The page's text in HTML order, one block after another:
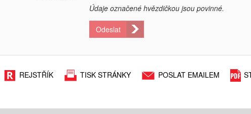
Údaje označené hvězdičkou jsou povinné.
Odeslat
REJSTŘÍK TISK STRÁNKY POSLAT EMAILEM